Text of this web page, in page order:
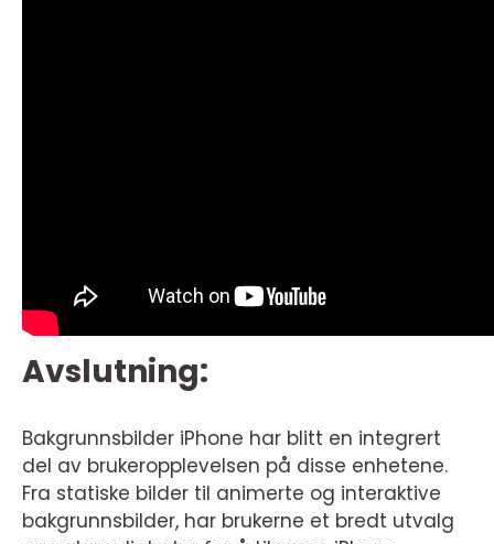
Avslutning:
Bakgrunnsbilder iPhone har blitt en integrert
del av brukeropplevelsen på disse enhetene.
Fra statiske bilder til animerte og interaktive
bakgrunnsbilder, har brukerne et bredt utvalg